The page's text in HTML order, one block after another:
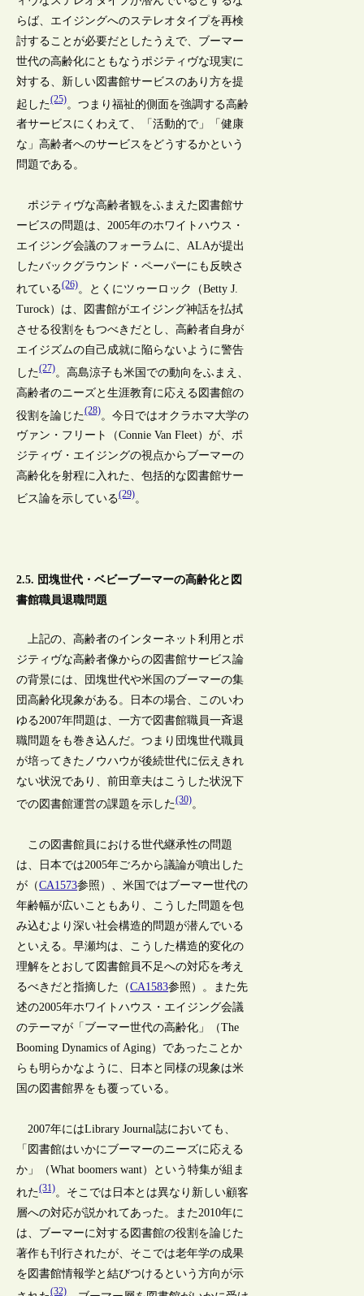
らば、エイジングへのステレオタイプを再検
討することが必要だとしたうえで、ブーマー
世代の高齢化にともなうポジティヴな現実に
対する、新しい図書館サービスのあり方を提
起した(25)。つまり福祉的側面を強調する高齢
者サービスにくわえて、「活動的で」「健康
な」高齢者へのサービスをどうするかという
問題である。
ポジティヴな高齢者観をふまえた図書館サ
ービスの問題は、2005年のホワイトハウス・
エイジング会議のフォーラムに、ALAが提出
したバックグラウンド・ペーパーにも反映さ
れている(26)。とくにツゥーロック（Betty J.
Turock）は、図書館がエイジング神話を払拭
させる役割をもつべきだとし、高齢者自身が
エイジズムの自己成就に陥らないように警告
した(27)。高島涼子も米国での動向をふまえ、
高齢者のニーズと生涯教育に応える図書館の
役割を論じた(28)。今日ではオクラホマ大学の
ヴァン・フリート（Connie Van Fleet）が、ポ
ジティヴ・エイジングの視点からブーマーの
高齢化を射程に入れた、包括的な図書館サー
ビス論を示している(29)。
2.5. 団塊世代・ベビーブーマーの高齢化と図
書館職員退職問題
上記の、高齢者のインターネット利用とポ
ジティヴな高齢者像からの図書館サービス論
の背景には、団塊世代や米国のブーマーの集
団高齢化現象がある。日本の場合、このいわ
ゆる2007年問題は、一方で図書館職員一斉退
職問題をも巻き込んだ。つまり団塊世代職員
が培ってきたノウハウが後続世代に伝えきれ
ない状況であり、前田章夫はこうした状況下
での図書館運営の課題を示した(30)。
この図書館員における世代継承性の問題
は、日本では2005年ごろから議論が噴出した
が（CA1573参照）、米国ではブーマー世代の
年齢幅が広いこともあり、こうした問題を包
み込むより深い社会構造的問題が潜んでいる
といえる。早瀬均は、こうした構造的変化の
理解をとおして図書館員不足への対応を考え
るべきだと指摘した（CA1583参照）。また先
述の2005年ホワイトハウス・エイジング会議
のテーマが「ブーマー世代の高齢化」（The
Booming Dynamics of Aging）であったことか
らも明らかなように、日本と同様の現象は米
国の図書館界をも覆っている。
2007年にはLibrary Journal誌においても、
「図書館はいかにブーマーのニーズに応える
か」（What boomers want）という特集が組ま
れた(31)。そこでは日本とは異なり新しい顧客
層への対応が説かれてあった。また2010年に
は、ブーマーに対する図書館の役割を論じた
著作も刊行されたが、そこでは老年学の成果
を図書館情報学と結びつけるという方向が示
(32)